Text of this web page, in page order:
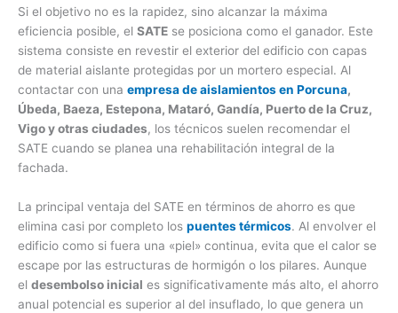
Si el objetivo no es la rapidez, sino alcanzar la máxima
eficiencia posible, el SATE se posiciona como el ganador. Este
sistema consiste en revestir el exterior del edificio con capas
de material aislante protegidas por un mortero especial. Al
contactar con una empresa de aislamientos en Porcuna,
Úbeda, Baeza, Estepona, Mataró, Gandía, Puerto de la Cruz,
Vigo y otras ciudades, los técnicos suelen recomendar el
SATE cuando se planea una rehabilitación integral de la
fachada.
La principal ventaja del SATE en términos de ahorro es que
elimina casi por completo los puentes térmicos. Al envolver el
edificio como si fuera una «piel» continua, evita que el calor se
escape por las estructuras de hormigón o los pilares. Aunque
el desembolso inicial es significativamente más alto, el ahorro
anual potencial es superior al del insuflado, lo que genera un